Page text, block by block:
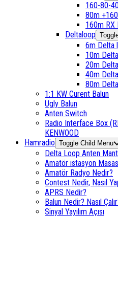
160-80-
80m
160m RX
Deltaloop
6m Delta
10m
20m
40m
80m
1:1 KW Curent Balun
Ugly Balun
Anten Switch
Radio Interface Box
KENWOOD
Hamradio Toggle Child Menu
Delta Loop Anten
Amatör istasyon
Amatör Radyo Nedir?
Contest Nedir, Nasıl
APRS Nedir?
Balun Nedir? Nasıl
Sinyal Yayılım Açısı